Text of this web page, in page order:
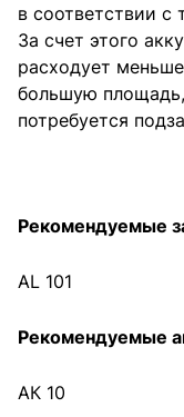
в соответствии
За счет этого
расходует
большую
потребуется
Рекомендуемые
AL 101
Рекомендуемые
АК 10